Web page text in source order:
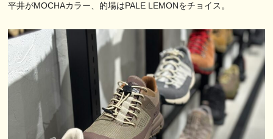
平井がMOCHAカラー、的場はPALE LEMONをチョイス。